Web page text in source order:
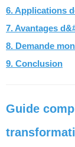
6. Applications
7. Avantages
8. Demande
9. Conclusion
Guide